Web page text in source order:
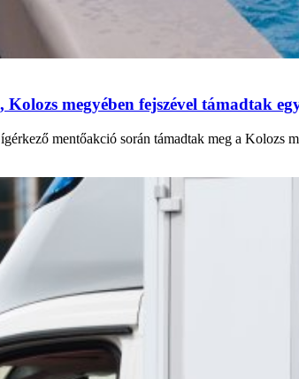
megyében fejszével támadtak
mentőakció során támadtak meg a